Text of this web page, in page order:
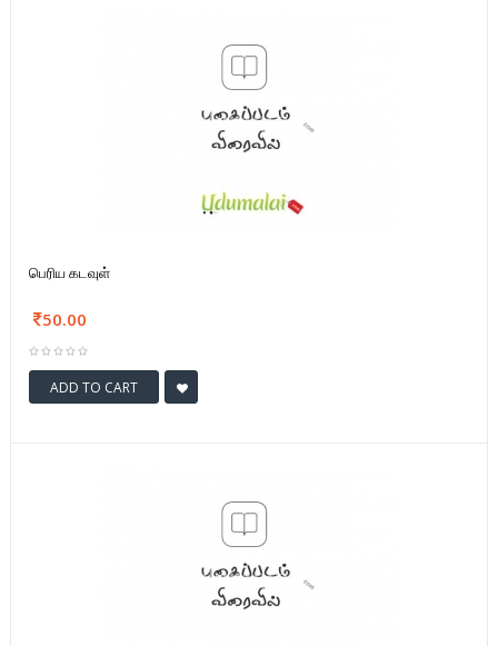
பெரிய கடவுள்
50.00
ADD TO CART